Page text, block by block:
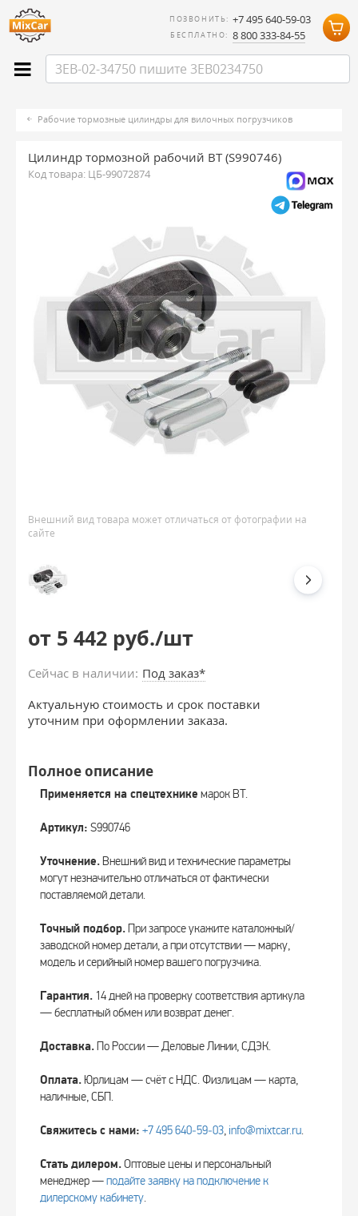
ПОЗВОНИТЬ: +7 495 640-59-03
БЕСПЛАТНО: 8 800 333-84-55
Рабочие тормозные цилиндры для вилочных погрузчиков
Цилиндр тормозной рабочий BT (S990746)
Код товара: ЦБ-99072874
Внешний вид товара может отличаться от фотографии на
сайте
от 5 442 руб./шт
Сейчас в наличии: Под заказ*
Актуальную стоимость и срок поставки
уточним при оформлении заказа.
Полное описание
Применяется на спецтехнике марок BT.
Артикул: S990746
Уточнение.Внешний вид и технические параметры
могут незначительно отличаться от фактически
поставляемой детали.
Точный подбор.При запросе укажите каталожный/
заводской номер детали, а при отсутствии — марку,
модель и серийный номер вашего погрузчика.
Гарантия. 14 дней на проверку соответствия артикула
— бесплатный обмен или возврат денег.
Доставка.По России — Деловые Линии, СДЭК.
Оплата. Юрлицам — счёт с НДС. Физлицам — карта,
наличные, СБП.
Свяжитесь с нами: +7 495 640‑59‑03, info@mixtcar.ru.
Стать дилером.Оптовые цены и персональный
менеджер —подайте заявку на подключение к
дилерскому кабинету.